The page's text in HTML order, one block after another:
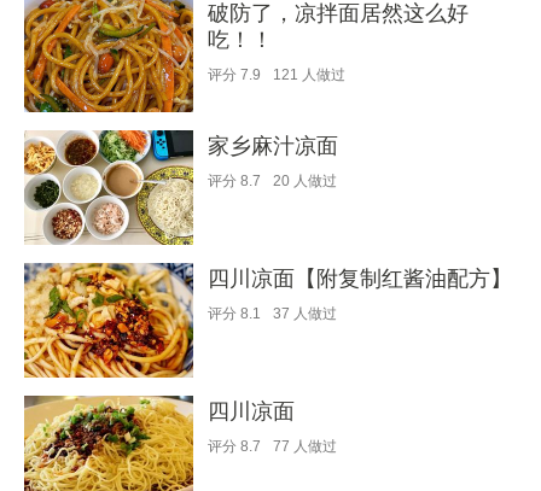
破防了，凉拌面居然这么好
吃！！
评分 7.9 121 人做过
家乡麻汁凉面
评分 8.7 20 人做过
四川凉面【附复制红酱油配方】
评分 8.1 37 人做过
四川凉面
评分 8.7 77 人做过